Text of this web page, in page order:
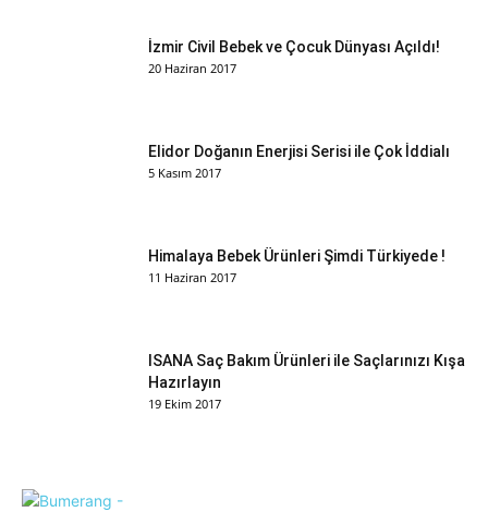
İzmir Civil Bebek ve Çocuk Dünyası Açıldı!
20 Haziran 2017
Elidor Doğanın Enerjisi Serisi ile Çok İddialı
5 Kasım 2017
Himalaya Bebek Ürünleri Şimdi Türkiyede !
11 Haziran 2017
ISANA Saç Bakım Ürünleri ile Saçlarınızı Kışa
Hazırlayın
19 Ekim 2017